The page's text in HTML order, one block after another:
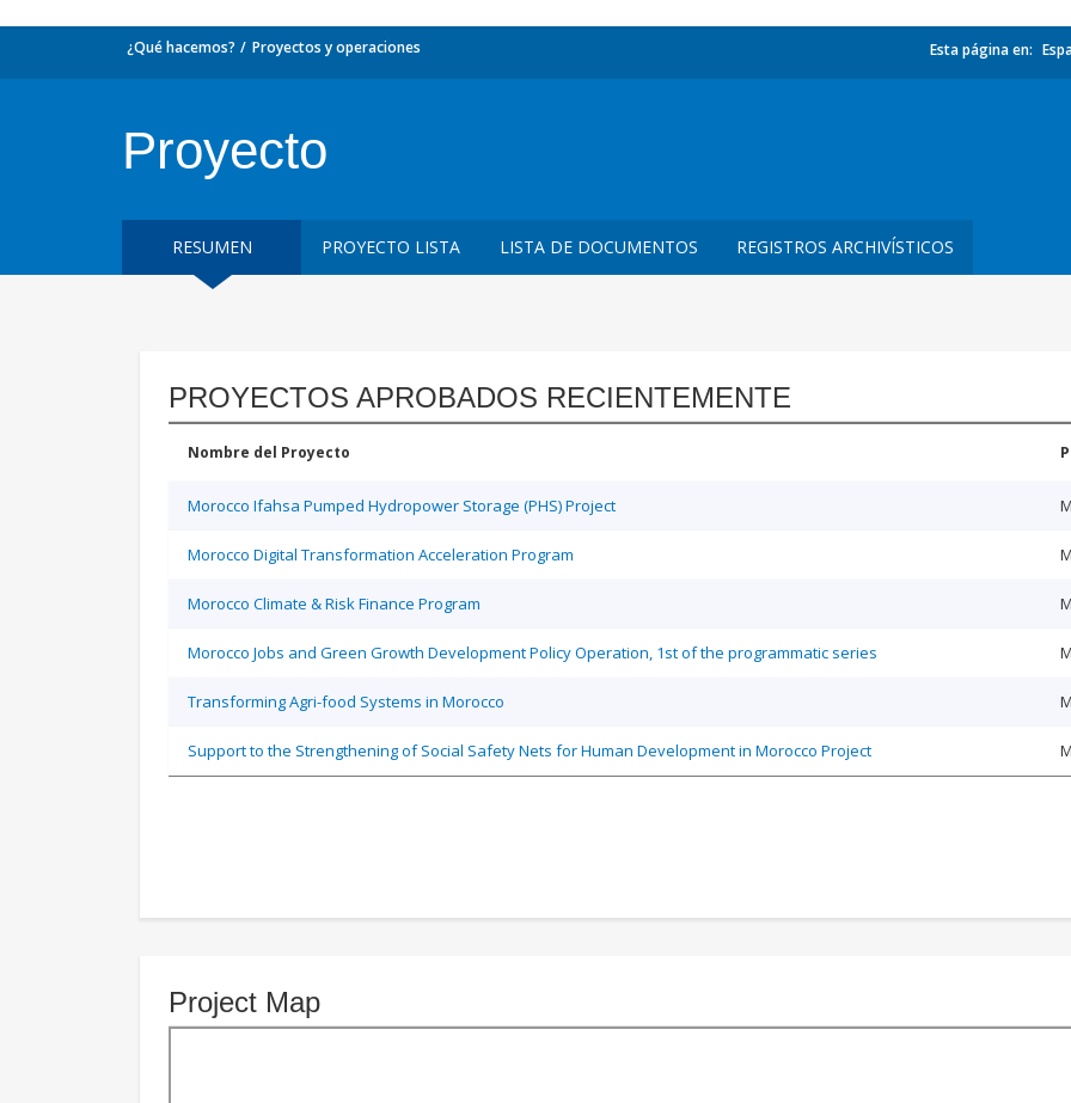
¿Qué hacemos? Proyectos y operaciones Esta página en:
Proyecto
RESUMEN PROYECTO LISTA LISTA DE DOCUMENTOS REGISTROS ARCHIVÍSTICOS
PROYECTOS APROBADOS RECIENTEMENTE
Nombre del Proyecto
Morocco Ifahsa Pumped Hydropower Storage (PHS) Project
Morocco Digital Transformation Acceleration Program
Morocco Climate & Risk Finance Program
Morocco Jobs and Green Growth Development Policy Operation, 1st of the programmatic series
Transforming Agri-food Systems in Morocco
Support to the Strengthening of Social Safety Nets for Human Development in Morocco Project
Project Map